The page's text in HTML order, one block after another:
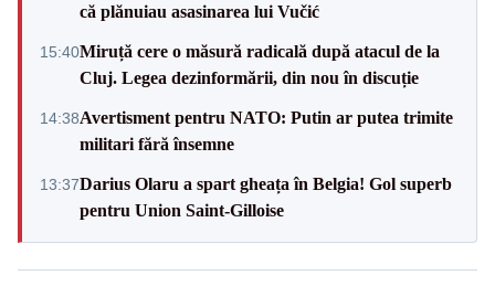
că plănuiau asasinarea lui Vučić
15:40Miruță cere o măsură radicală după atacul de la
Cluj. Legea dezinformării, din nou în discuție
14:38Avertisment pentru NATO: Putin ar putea trimite
militari fără însemne
13:37Darius Olaru a spart gheața în Belgia! Gol superb
pentru Union Saint-Gilloise